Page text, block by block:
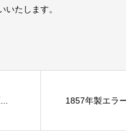
たします。
1857年製エラ